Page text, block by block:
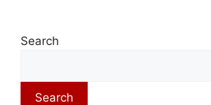
Search
Search